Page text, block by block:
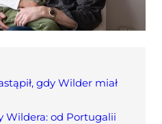
gdy Wilder miał
Wildera: od Portugalii